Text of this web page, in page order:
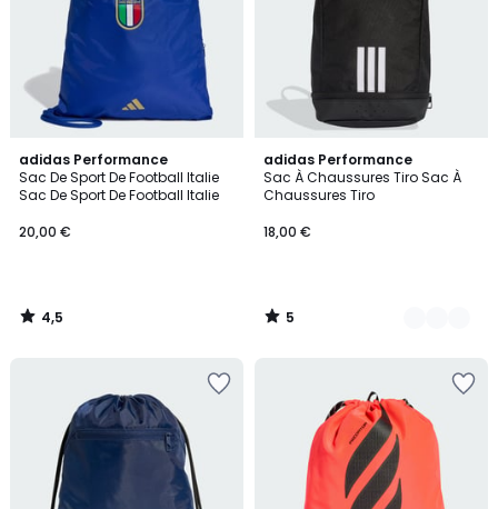
adidas Performance
Sac De Sport De Football Italie
Sac De Sport De Football Italie
20,00 €
4,5
/ 5
4,5
/
adidas Performance
Sac À Chaussures Tiro Sac À
Chaussures Tiro
18,00 €
5
/
5
2
Couleurs
5
/